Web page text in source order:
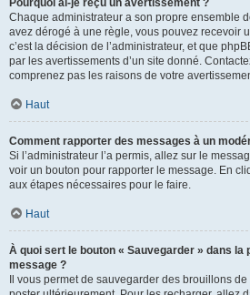
Pourquoi ai-je reçu un avertissement ?
Chaque administrateur a son propre ensemble
avez dérogé à une règle, vous pouvez recevoir
c’est la décision de l’administrateur, et que
par les avertissements d’un site donné.
comprenez pas les raisons de votre
Haut
Comment rapporter des messages à un
Si l’administrateur l’a permis, allez sur le
voir un bouton pour rapporter le message. En
aux étapes nécessaires pour le faire.
Haut
À quoi sert le bouton « Sauvegarder » dans la
message ?
Il vous permet de sauvegarder des brouillons